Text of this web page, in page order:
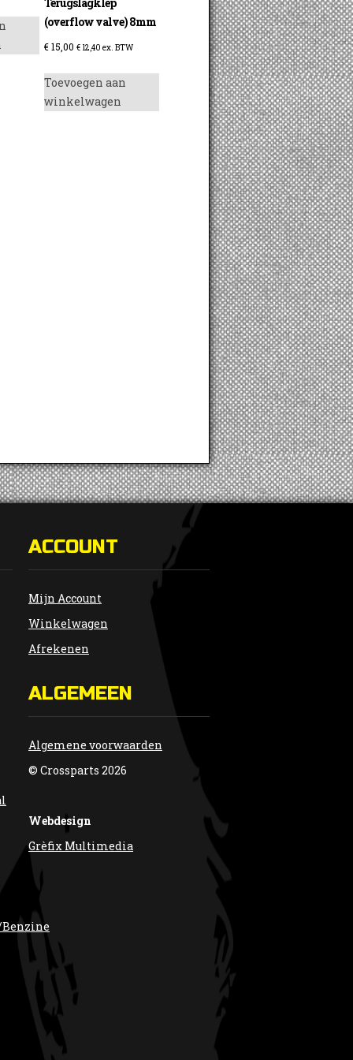
(overflow valve) 8mm
€15,00 €12,40 ex. BTW
Toevoegen aan
winkelwagen
ACCOUNT
Mijn Account
Winkelwagen
Afrekenen
ALGEMEEN
Algemene voorwaarden
© Crossparts 2026
Webdesign
Grèfix Multimedia